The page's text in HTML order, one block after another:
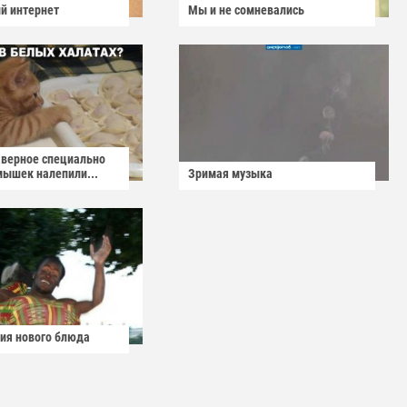
интернет Мы и не сомневались
специально
налепили...
Зримая музыка
нового блюда